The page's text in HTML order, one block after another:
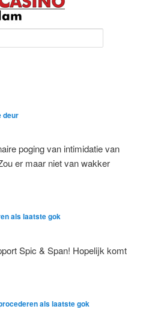
deur
poging van intimidatie van
er maar niet van wakker
als laatste gok
Spic & Span! Hopelijk komt
als laatste gok